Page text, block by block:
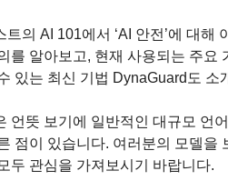
트의 AI 101에서 ‘AI 안전’에 대
를 알아보고, 현재 사용되는 주요
있는 최신 기법 DynaGuard도 소
언뜻 보기에 일반적인 대규모 언
점이 있습니다. 여러분의 모델
두 관심을 가져보시기 바랍니다.